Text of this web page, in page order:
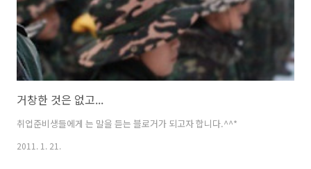
거창한 것은 없고...
취업준비생들에게 는 말을 듣는 블로거가 되고자 합니다.^^*
2011. 1. 21.